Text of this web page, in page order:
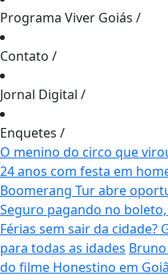
Programa Viver Goiás /
Contato /
Jornal Digital /
Enquetes /
O menino do circo que
24 anos com festa em
Boomerang Tur abre
Seguro pagando no boleto,
Férias sem sair da cidade?
para todas as idades
do filme Honestino em